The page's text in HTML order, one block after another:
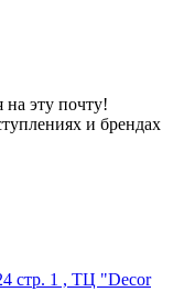
на эту почту!
и брендах
стр. 1 , ТЦ "Decor